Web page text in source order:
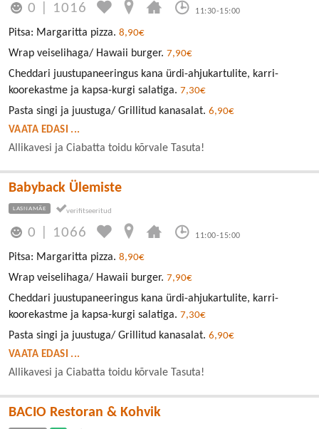
0 1016 11:30-15:00
Pitsa: Margaritta pizza. 8,90€
Wrap veiselihaga/ Hawaii burger. 7,90€
Cheddari juustupaneeringus kana ürdi-ahjukartulite, karri-
koorekastme ja kapsa-kurgi salatiga. 7,30€
Pasta singi ja juustuga/ Grillitud kanasalat. 6,90€
VAATA EDASI ...
Allikavesi ja Ciabatta toidu kõrvale Tasuta!
Babyback Ülemiste
LASNAMÄE
0 1066 11:00-15:00
Pitsa: Margaritta pizza. 8,90€
Wrap veiselihaga/ Hawaii burger. 7,90€
Cheddari juustupaneeringus kana ürdi-ahjukartulite, karri-
koorekastme ja kapsa-kurgi salatiga. 7,30€
Pasta singi ja juustuga/ Grillitud kanasalat. 6,90€
VAATA EDASI ...
Allikavesi ja Ciabatta toidu kõrvale Tasuta!
BACIO Restoran & Kohvik